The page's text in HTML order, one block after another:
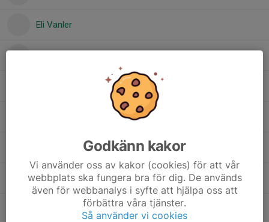
Eli Vanler
Noah Pihl Holmqvist
Valle Hennix
Ville Berglund
Godkänn kakor
Vi använder oss av kakor (cookies) för att vår
webbplats ska fungera bra för dig. De används
även för webbanalys i syfte att hjälpa oss att
förbättra våra tjänster.
Så använder vi cookies